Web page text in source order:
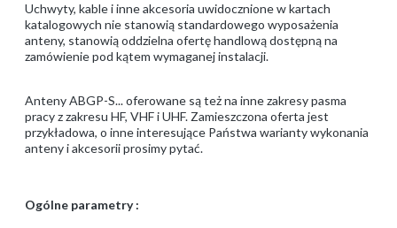
Uchwyty, kable i inne akcesoria uwidocznione w kartach
katalogowych nie stanowią standardowego wyposażenia
anteny, stanowią oddzielna ofertę handlową dostępną na
zamówienie pod kątem wymaganej instalacji.
Anteny ABGP-S... oferowane są też na inne zakresy pasma
pracy z zakresu HF, VHF i UHF. Zamieszczona oferta jest
przykładowa, o inne interesujące Państwa warianty wykonania
anteny i akcesorii prosimy pytać.
Ogólne parametry :